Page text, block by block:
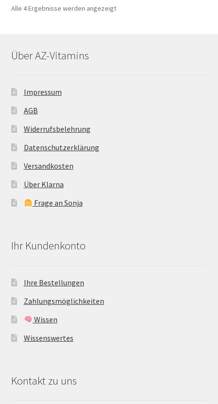
Alle 4 Ergebnisse werden angezeigt
Über AZ-Vitamins
Impressum
AGB
Widerrufsbelehrung
Datenschutzerklärung
Versandkosten
Über Klarna
Frage an Sonja
Ihr Kundenkonto
Ihre Bestellungen
Zahlungsmöglichkeiten
Wissen
Wissenswertes
Kontakt zu uns